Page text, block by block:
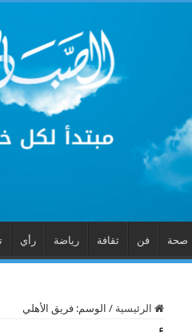
صحة فن ثقافة رياضة رأي
الرئيسية / الوسم: فريق الأهلي